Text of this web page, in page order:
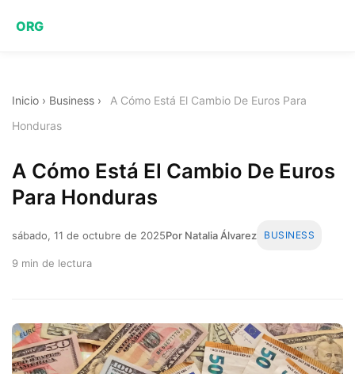
ORG
Inicio › Business ›
A Cómo Está El Cambio De Euros Para
Honduras
A Cómo Está El Cambio De Euros
Para Honduras
sábado, 11 de octubre de 2025Por Natalia Álvarez BUSINESS
9 min de lectura